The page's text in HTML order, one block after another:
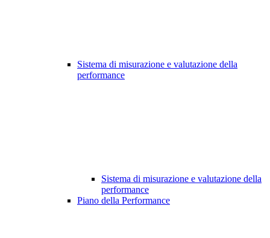
Sistema di misurazione e valutazione della
performance
Sistema di misurazione e valutazione della
performance
Piano della Performance